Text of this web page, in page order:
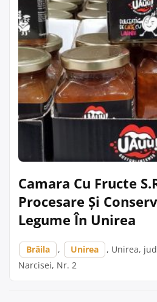
Camara Cu Fructe
Procesare Și
Legume În Unirea
Brăila , Unirea
, Unirea,
Narcisei, Nr. 2